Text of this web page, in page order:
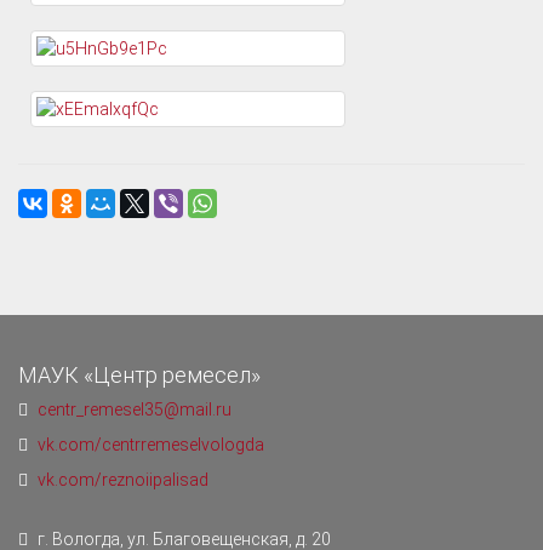
МАУК «Центр ремесел»
centr_remesel35@mail.ru
vk.com/centrremeselvologda
vk.com/reznoiipalisad
г. Вологда, ул. Благовещенская, д. 20